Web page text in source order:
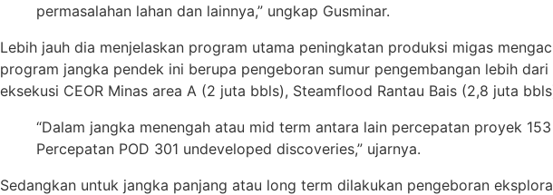
permasalahan lahan dan lainnya,” ungkap Gusminar.
Lebih jauh dia menjelaskan program utama peningkatan produksi migas
program jangka pendek ini berupa pengeboran sumur pengembangan lebih
eksekusi CEOR Minas area A (2 juta bbls), Steamflood Rantau Bais (2,8 juta
“Dalam jangka menengah atau mid term antara lain percepatan proyek
Percepatan POD 301 undeveloped discoveries,” ujarnya.
Sedangkan untuk jangka panjang atau long term dilakukan pengeboran